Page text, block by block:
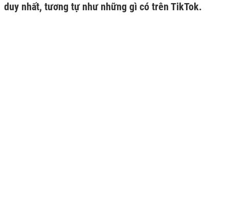
duy nhất, tương tự như những gì có trên TikTok.